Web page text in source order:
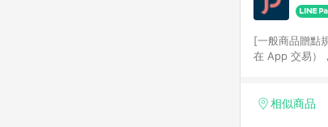
[一般商品贈點
在 App 交易）
格，部分退款
相似商品